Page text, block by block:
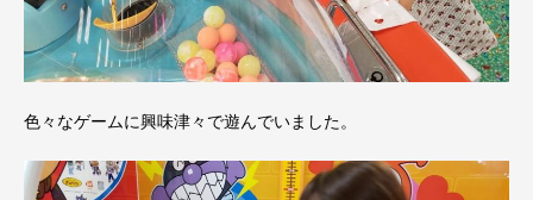
色々なゲームに興味津々で遊んでいました。